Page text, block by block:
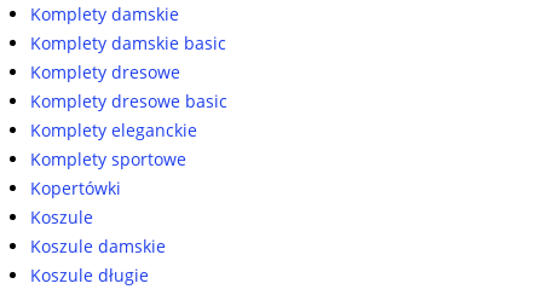
Komplety damskie
Komplety damskie basic
Komplety dresowe
Komplety dresowe basic
Komplety eleganckie
Komplety sportowe
Kopertówki
Koszule
Koszule damskie
Koszule długie